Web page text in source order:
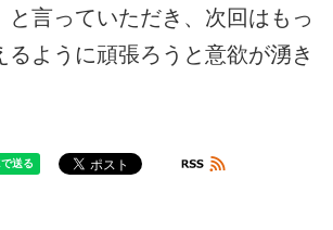
と言っていただき、次回はもっ
るように頑張ろうと意欲が湧き